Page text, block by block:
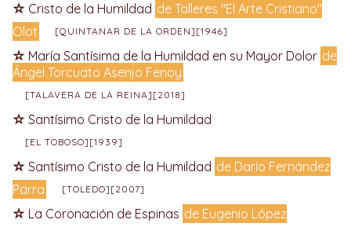
Cristo de la Humildad de Talleres "El Arte Cristiano"
Olot
[QUINTANAR DE LA ORDEN][1946]
María Santísima de la Humildad en su Mayor Dolor de
Ángel Torcuato Asenjo Fenoy
[TALAVERA DE LA REINA][2018]
Santísimo Cristo de la Humildad
[EL TOBOSO][1939]
Santísimo Cristo de la Humildad de Darío Fernández
Parra
[TOLEDO][2007]
La Coronación de Espinas de Eugenio López